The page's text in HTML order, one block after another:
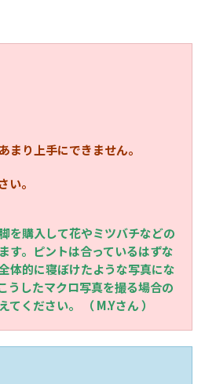
まり上手にできません。
い。
を購入して花やミツバチなどの
す。ピントは合っているはずな
体的に寝ぼけたような写真にな
うしたマクロ写真を撮る場合の
てください。 （ M.Yさん ）